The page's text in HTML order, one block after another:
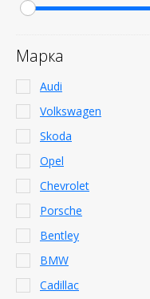
Марка
Audi
Volkswagen
Skoda
Opel
Chevrolet
Porsche
Bentley
BMW
Cadillac